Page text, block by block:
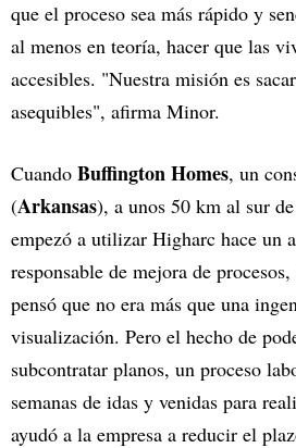
que el proceso sea más rápido y
al menos en teoría, hacer que las
accesibles. "Nuestra misión es
asequibles", afirma Minor.
Cuando Buffington Homes, un
(Arkansas), a unos 50 km al sur
empezó a utilizar Higharc hace un
responsable de mejora de procesos,
pensó que no era más que una
visualización. Pero el hecho de
subcontratar planos, un proceso
semanas de idas y venidas para
ayudó a la empresa a reducir el